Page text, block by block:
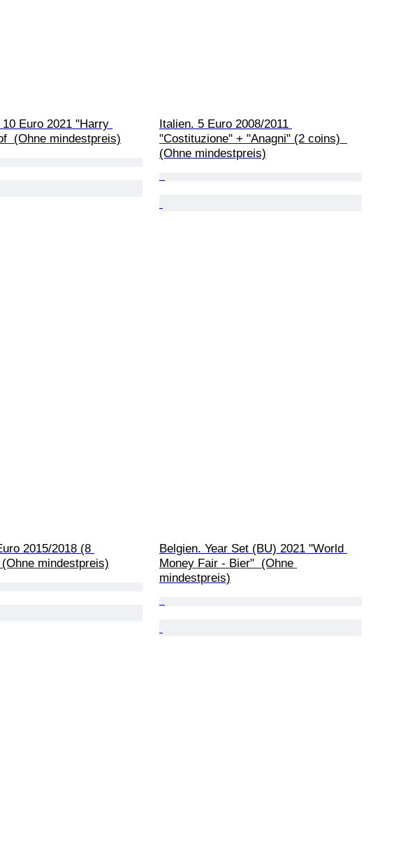
Euro 2021 "Harry
(Ohne mindestpreis)
Italien. 5 Euro 2008/2011
"Costituzione" + "Anagni" (2 coins)
(Ohne mindestpreis)
2015/2018 (8
mindestpreis)
Belgien. Year Set (BU) 2021 "World
Money Fair - Bier"  (Ohne
mindestpreis)